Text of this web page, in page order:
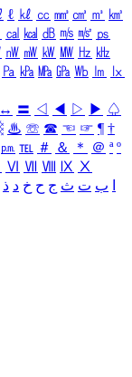
ℓ ㎘ ㏄ ㎣ ㎤ ㎥ ㎦
㎈ ㎉ ㏈ ㎧ ㎨ ㎰
㎻ ㎽ ㎾ ㎿ ㎐ ㎑
㎩ ㎪ ㎫ ㎬ ㏝ ㏐
㏓
↔ 〓 ◁ ◀ ▷ ▶ ♤
♨ ☏ ☎ ☜ ☞ ¶ †
㏘ ℡ ＃ ＆ ＊ ＠ ª º
Ⅵ Ⅶ Ⅷ Ⅸ Ⅹ
ب ت ث ج ح خ د ذ